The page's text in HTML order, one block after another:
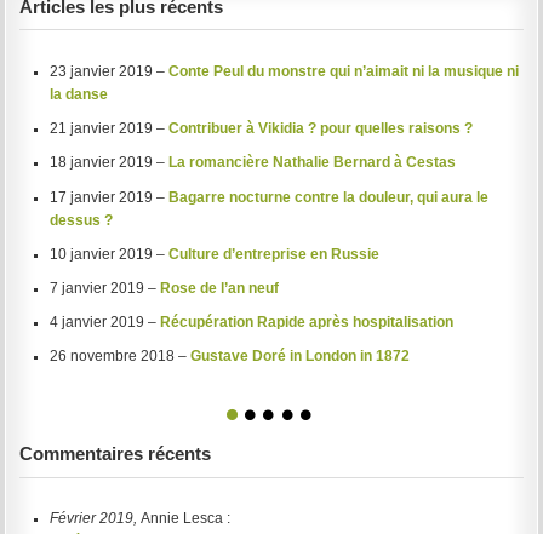
Articles les plus récents
23 janvier 2019 – Conte Peul du monstre qui n’aimait ni la musique ni
la danse
21 janvier 2019 – Contribuer à Vikidia ? pour quelles raisons ?
18 janvier 2019 – La romancière Nathalie Bernard à Cestas
17 janvier 2019 – Bagarre nocturne contre la douleur, qui aura le
dessus ?
10 janvier 2019 – Culture d’entreprise en Russie
7 janvier 2019 – Rose de l’an neuf
4 janvier 2019 – Récupération Rapide après hospitalisation
26 novembre 2018 – Gustave Doré in London in 1872
1 2 3 4 5
Commentaires récents
Février 2019, Annie Lesca :